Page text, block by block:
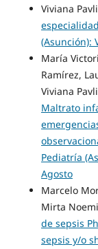
Viviana
(Asunción):
María
Ramírez,
Viviana
Maltrato
Pediatría
Agosto
Marcelo
Mirta
de sepsis
sepsis y/o